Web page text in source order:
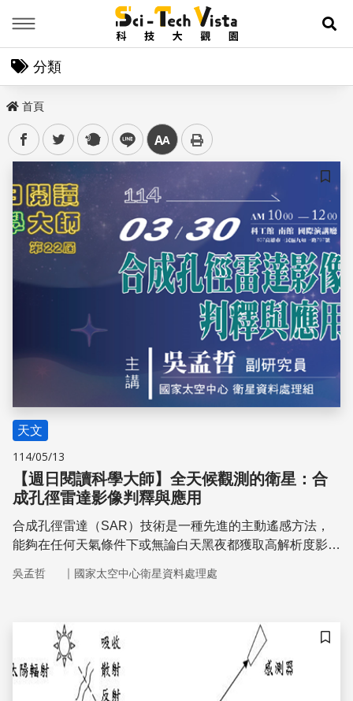
展
分類
首頁
facebooktwitter plurk line 中
儲存
天文
114/05/13
【週日閱讀科學大師】全天候觀測的衛星：合
成孔徑雷達影像判釋與應用
合成孔徑雷達（SAR）技術是一種先進的主動遙感方法，
能夠在任何天氣條件下或無論白天黑夜都獲取高解析度影
種應用，並介紹了FORMOSAT-9（FS9）衛星，旨在開發
吳孟哲 ｜ 國家太空中心衛星資料處理處
儲存